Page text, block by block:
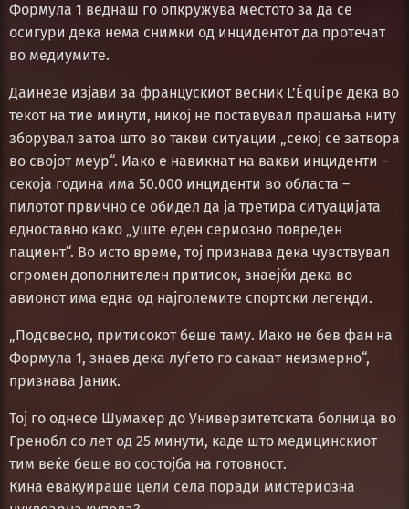
Формула 1 веднаш го опкружува местото за да се
осигури дека нема снимки од инцидентот да протечат
во медиумите.
Даинезе изјави за францускиот весник L’Équipe дека во
текот на тие минути, никој не поставувал прашања ниту
зборувал затоа што во такви ситуации „секој се затвора
во својот меур“. Иако е навикнат на вакви инциденти –
секоја година има 50.000 инциденти во областа –
пилотот првично се обидел да ја третира ситуацијата
едноставно како „уште еден сериозно повреден
пациент“. Во исто време, тој признава дека чувствувал
огромен дополнителен притисок, знаејќи дека во
авионот има една од најголемите спортски легенди.
„Подсвесно, притисокот беше таму. Иако не бев фан на
Формула 1, знаев дека луѓето го сакаат неизмерно“,
признава Јаник.
Тој го однесе Шумахер до Универзитетската болница во
Гренобл со лет од 25 минути, каде што медицинскиот
тим веќе беше во состојба на готовност.
Кина евакуираше цели села поради мистериозна